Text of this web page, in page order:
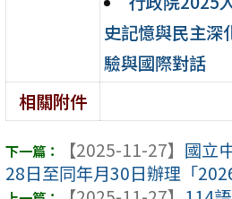
史記憶與民主深
驗與國際對話
相關附件
【2025-11-27】 國立
28日至同年月30日辦理「